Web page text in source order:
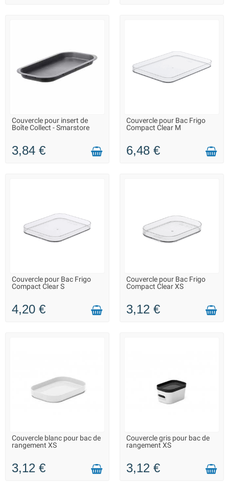
LIVRAISON 2 À 3 JOURS
Couvercle pour insert de
Boîte Collect - Smarstore
3,84 €
LIVRAISON 2 À 3 JOURS
Couvercle pour Bac Frigo
Compact Clear M
6,48 €
LIVRAISON 2 À 3 JOURS
Couvercle pour Bac Frigo
Compact Clear S
4,20 €
LIVRAISON 2 À 3 JOURS
Couvercle pour Bac Frigo
Compact Clear XS
3,12 €
LIVRAISON 2 À 3 JOURS
Couvercle blanc pour bac de
rangement XS
3,12 €
LIVRAISON 2 À 3 JOURS
Couvercle gris pour bac de
rangement XS
3,12 €